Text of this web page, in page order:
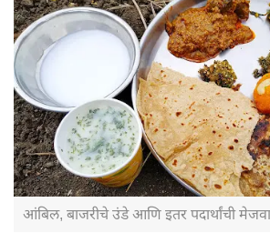
आंबिल, बाजरीचे उंडे आणि इतर पदार्थांची